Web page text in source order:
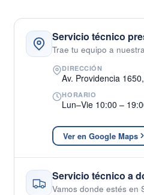
Servicio técnico
Trae tu equipo a
DIRECCIÓN
Av. Providencia
HORARIO
Lun–Vie 10:00 –
Ver en Google Maps
Servicio técnico a
Vamos donde estés en